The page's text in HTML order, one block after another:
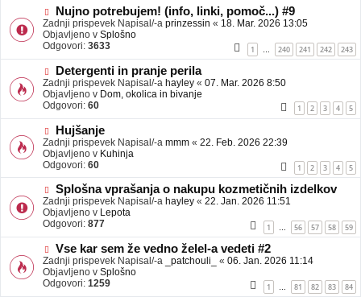
b
a
v
e
N
o
v
e
b
a
v
e
Nujno potrebujem! (info, linki, pomoč...) #9
Zadnji prispevek Napisal/-a prinzessin « 18. Mar. 2026 13:05
Objavljeno v Splošno
Odgovori: 3633 1 240 241 242 243
N
o
v
e
o
b
a
v
e
Detergenti in pranje perila
Zadnji prispevek Napisal/-a hayley « 07. Mar. 2026 8:50
Objavljeno v Dom, okolica in bivanje
Odgovori: 60 1 2 3 4 5
N
o
v
e
o
b
a
v
e
Hujšanje
Zadnji prispevek Napisal/-a mmm « 22. Feb. 2026 22:39
Objavljeno v Kuhinja
Odgovori: 60 1 2 3 4 5
N
o
v
e
b
a
v
e
Splošna vprašanja o nakupu kozmetičnih izdelkov
Zadnji prispevek Napisal/-a hayley « 22. Jan. 2026 11:51
Objavljeno v Lepota
Odgovori: 877 1 … 56 57 58 59
N
o
v
e
Vse kar sem že vedno želel-a vedeti #2
Zadnji prispevek Napisal/-a _patchouli_ « 06. Jan. 2026 11:14
Objavljeno v Splošno
Odgovori: 1259 1 81 82 83 84